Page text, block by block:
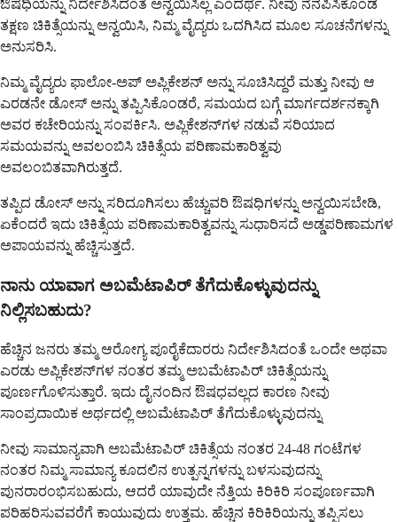
ಔಷಧಿಯನ್ನು ನಿರ್ದೇಶಿಸಿದಂತೆ ಅನ್ವಯಿಸಿಲ್ಲ ಎಂದರ್ಥ. ನೀವು ನೆನಪಿಸಿಕೊಂಡ
ತಕ್ಷಣ ಚಿಕಿತ್ಸೆಯನ್ನು ಅನ್ವಯಿಸಿ, ನಿಮ್ಮ ವೈದ್ಯರು ಒದಗಿಸಿದ ಮೂಲ ಸೂಚನೆಗಳನ್ನು
ಅನುಸರಿಸಿ.
ನಿಮ್ಮ ವೈದ್ಯರು ಫಾಲೋ-ಅಪ್ ಅಪ್ಲಿಕೇಶನ್ ಅನ್ನು ಸೂಚಿಸಿದ್ದರೆ ಮತ್ತು ನೀವು ಆ
ಎರಡನೇ ಡೋಸ್ ಅನ್ನು ತಪ್ಪಿಸಿಕೊಂಡರೆ, ಸಮಯದ ಬಗ್ಗೆ ಮಾರ್ಗದರ್ಶನಕ್ಕಾಗಿ
ಅವರ ಕಚೇರಿಯನ್ನು ಸಂಪರ್ಕಿಸಿ. ಅಪ್ಲಿಕೇಶನ್‌ಗಳ ನಡುವೆ ಸರಿಯಾದ
ಸಮಯವನ್ನು ಅವಲಂಬಿಸಿ ಚಿಕಿತ್ಸೆಯ ಪರಿಣಾಮಕಾರಿತ್ವವು
ಅವಲಂಬಿತವಾಗಿರುತ್ತದೆ.
ತಪ್ಪಿದ ಡೋಸ್ ಅನ್ನು ಸರಿದೂಗಿಸಲು ಹೆಚ್ಚುವರಿ ಔಷಧಿಗಳನ್ನು ಅನ್ವಯಿಸಬೇಡಿ,
ಏಕೆಂದರೆ ಇದು ಚಿಕಿತ್ಸೆಯ ಪರಿಣಾಮಕಾರಿತ್ವವನ್ನು ಸುಧಾರಿಸದೆ ಅಡ್ಡಪರಿಣಾಮಗಳ
ಅಪಾಯವನ್ನು ಹೆಚ್ಚಿಸುತ್ತದೆ.
ನಾನು ಯಾವಾಗ ಅಬಮೆಟಾಪಿರ್ ತೆಗೆದುಕೊಳ್ಳುವುದನ್ನು
ನಿಲ್ಲಿಸಬಹುದು?
ಹೆಚ್ಚಿನ ಜನರು ತಮ್ಮ ಆರೋಗ್ಯ ಪೂರೈಕೆದಾರರು ನಿರ್ದೇಶಿಸಿದಂತೆ ಒಂದೇ ಅಥವಾ
ಎರಡು ಅಪ್ಲಿಕೇಶನ್‌ಗಳ ನಂತರ ತಮ್ಮ ಅಬಮೆಟಾಪಿರ್ ಚಿಕಿತ್ಸೆಯನ್ನು
ಪೂರ್ಣಗೊಳಿಸುತ್ತಾರೆ. ಇದು ದೈನಂದಿನ ಔಷಧವಲ್ಲದ ಕಾರಣ ನೀವು
ಸಾಂಪ್ರದಾಯಿಕ ಅರ್ಥದಲ್ಲಿ ಅಬಮೆಟಾಪಿರ್ ತೆಗೆದುಕೊಳ್ಳುವುದನ್ನು
ನೀವು ಸಾಮಾನ್ಯವಾಗಿ ಅಬಮೆಟಾಪಿರ್ ಚಿಕಿತ್ಸೆಯ ನಂತರ 24-48 ಗಂಟೆಗಳ
ನಂತರ ನಿಮ್ಮ ಸಾಮಾನ್ಯ ಕೂದಲಿನ ಉತ್ಪನ್ನಗಳನ್ನು ಬಳಸುವುದನ್ನು
ಪುನರಾರಂಭಿಸಬಹುದು, ಆದರೆ ಯಾವುದೇ ನೆತ್ತಿಯ ಕಿರಿಕಿರಿ ಸಂಪೂರ್ಣವಾಗಿ
ಪರಿಹರಿಸುವವರೆಗೆ ಕಾಯುವುದು ಉತ್ತಮ. ಹೆಚ್ಚಿನ ಕಿರಿಕಿರಿಯನ್ನು ತಪ್ಪಿಸಲು